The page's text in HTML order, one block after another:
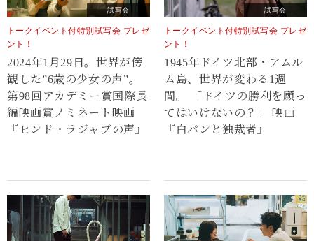
試写会
トークイベント付特別試写会 プレゼ
ント！
2024年1月29日。世界が傍
観した”6歳の少女の声”。
第98回アカデミー賞国際長
編映画賞ノミネート映画
『ヒンド・ラジャブの声』
試写会
トークイベント付特別試写会 プレゼ
ント！
1945年ドイツ北部・アムル
ム島、世界が変わる1週
間。 「ドイツの勝利を願っ
てはいけないの？」 映画
『白パンと独裁者』